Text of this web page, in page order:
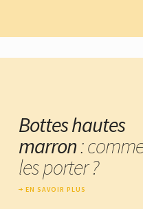
Bottes hautes
marron:
les porter ?
EN SAVOIR PLUS